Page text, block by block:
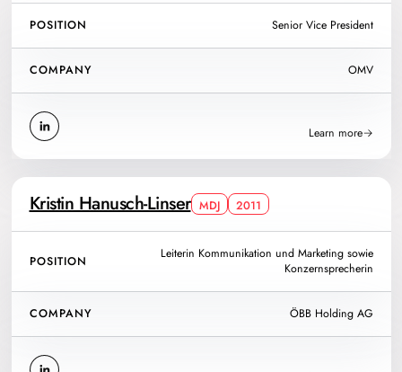
POSITION Senior Vice President
COMPANY OMV
Learn more
Kristin Hanusch-Linser MDJ 2011
POSITION
Leiterin Kommunikation und Marketing sowie
Konzernsprecherin
COMPANY ÖBB Holding AG